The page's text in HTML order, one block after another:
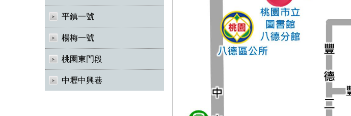
平鎮一號
楊梅一號
桃園東門段
中壢中興巷